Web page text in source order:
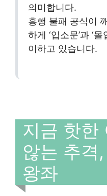
의미합니다.
흥행 불패 공식이
하게 ‘입소문’과 ‘
이하고 있습니다.
지금 핫한
않는 추격
왕좌